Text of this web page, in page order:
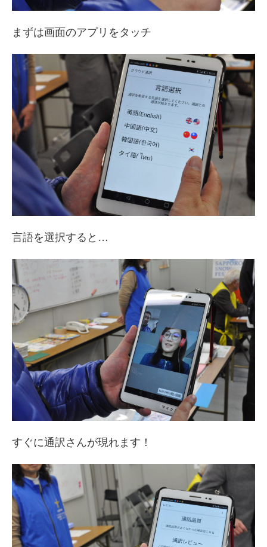
まずは画面のアプリをタッチ
言語を選択すると…
すぐに通訳さんが現れます！